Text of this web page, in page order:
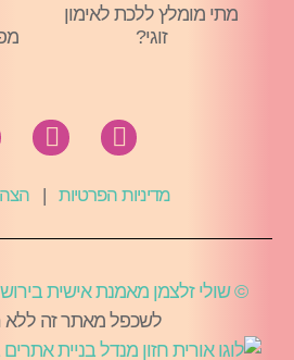
מתי מומלץ ללכת לאימון
זוגי?
מדיניות הפרטיות
© שולי זלצמן מאמנת אישית
לשכפל מאתר זה